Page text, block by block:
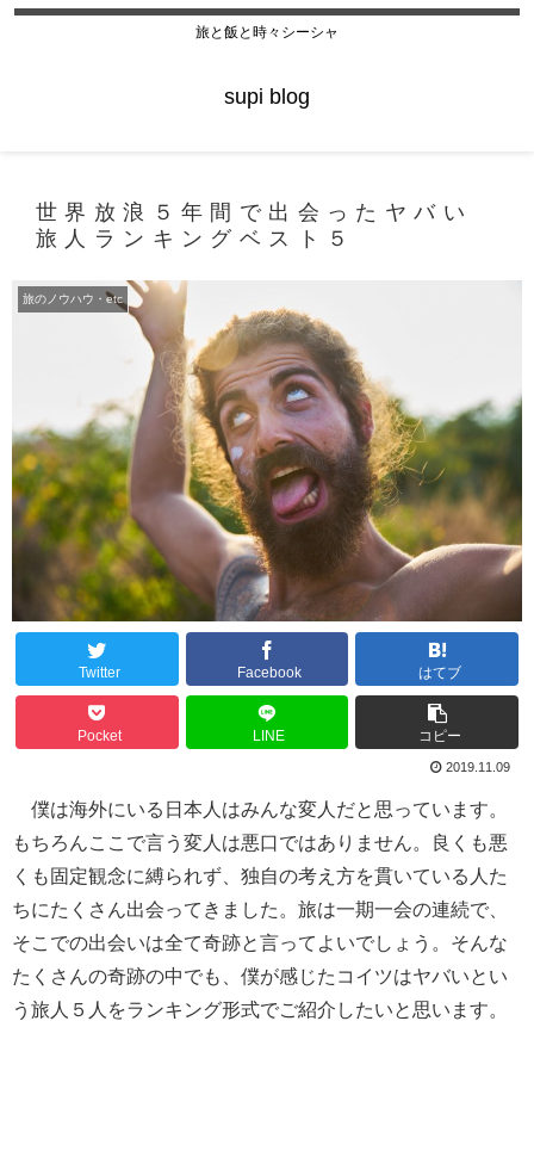
旅と飯と時々シーシャ
supi blog
世界放浪５年間で出会ったヤバい
旅人ランキングベスト５
旅のノウハウ・etc
Twitter Facebook はてブ
Pocket LINE コピー
2019.11.09
僕は海外にいる日本人はみんな変人だと思っています。
もちろんここで言う変人は悪口ではありません。良くも悪
くも固定観念に縛られず、独自の考え方を貫いている人た
ちにたくさん出会ってきました。旅は一期一会の連続で、
そこでの出会いは全て奇跡と言ってよいでしょう。そんな
たくさんの奇跡の中でも、僕が感じたコイツはヤバいとい
う旅人５人をランキング形式でご紹介したいと思います。